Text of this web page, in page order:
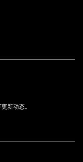
新动态。